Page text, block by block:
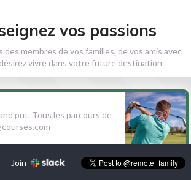
vos passions
des membres de vos familles, de vos amis avec
vivre dans votre future destination
put. Tous les parcours de
Join